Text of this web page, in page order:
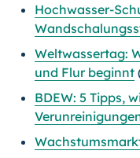
Hochwasser-
Weltwassertag:
und Flur beginnt
BDEW: 5 Tipps,